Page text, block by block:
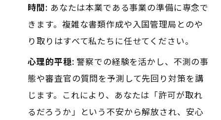
時間: あなたは本業である事業の準備に専念で
きます。複雑な書類作成や入国管理局とのや
り取りはすべて私たちに任せてください。
心理的平穏: 警察での経験を活かし、不測の事
態や審査官の質問を予測して先回り対策を講
じます。これにより、あなたは「許可が取れ
るだろうか」という不安から解放され、安心